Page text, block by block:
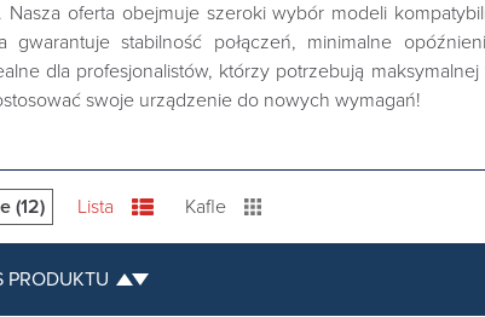
oferta obejmuje szeroki wybór modeli
gwarantuje stabilność połączeń, minimalne
dla profesjonalistów, którzy potrzebują
swoje urządzenie do nowych wymagań!
(12) Lista Kafle
PRODUKTU